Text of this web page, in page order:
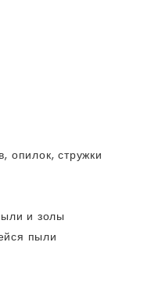
опилок, стружки
и золы
пыли